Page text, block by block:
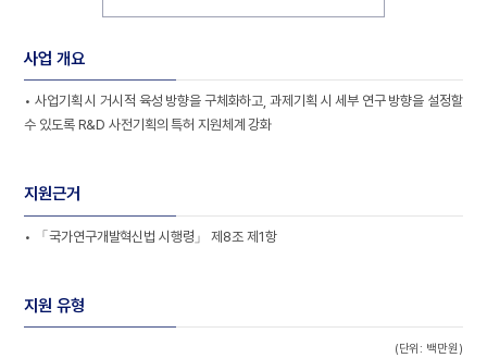
사업 개요
• 사업기획 시 거시적 육성 방향을 구체화하고 ,과제기획 시 세부 연구 방향을 설정할
수 있도록 R&D 사전기획의 특허 지원체계 강화
지원근거
• 「국가연구개발혁신법 시행령 」제8조 제1항
지원 유형
(단위: 백만원)